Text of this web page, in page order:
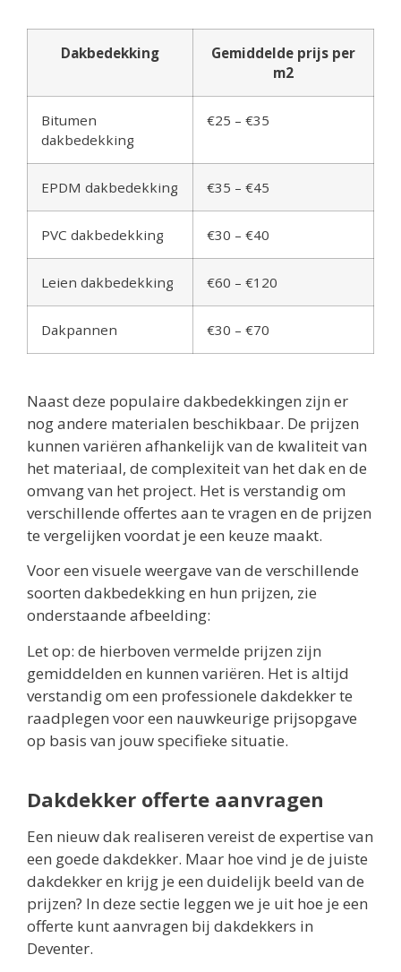
Dakbedekking
Gemiddelde prijs per
m2
Bitumen
dakbedekking
€25 – €35
EPDM dakbedekking €35 – €45
PVC dakbedekking €30 – €40
Leien dakbedekking €60 – €120
Dakpannen €30 – €70
Naast deze populaire dakbedekkingen zijn er
nog andere materialen beschikbaar. De prijzen
kunnen variëren afhankelijk van de kwaliteit van
het materiaal, de complexiteit van het dak en de
omvang van het project. Het is verstandig om
verschillende offertes aan te vragen en de prijzen
te vergelijken voordat je een keuze maakt.
Voor een visuele weergave van de verschillende
soorten dakbedekking en hun prijzen, zie
onderstaande afbeelding:
Let op: de hierboven vermelde prijzen zijn
gemiddelden en kunnen variëren. Het is altijd
verstandig om een professionele dakdekker te
raadplegen voor een nauwkeurige prijsopgave
op basis van jouw specifieke situatie.
Dakdekker offerte aanvragen
Een nieuw dak realiseren vereist de expertise van
een goede dakdekker. Maar hoe vind je de juiste
dakdekker en krijg je een duidelijk beeld van de
prijzen? In deze sectie leggen we je uit hoe je een
offerte kunt aanvragen bij dakdekkers in
Deventer.